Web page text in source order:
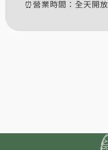
⏰營業時間：全天開放